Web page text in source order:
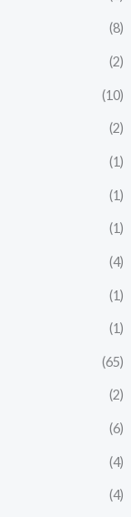
(8)
(2)
(10)
(2)
(1)
(1)
(1)
(4)
(1)
(1)
(65)
(2)
(6)
(4)
(4)